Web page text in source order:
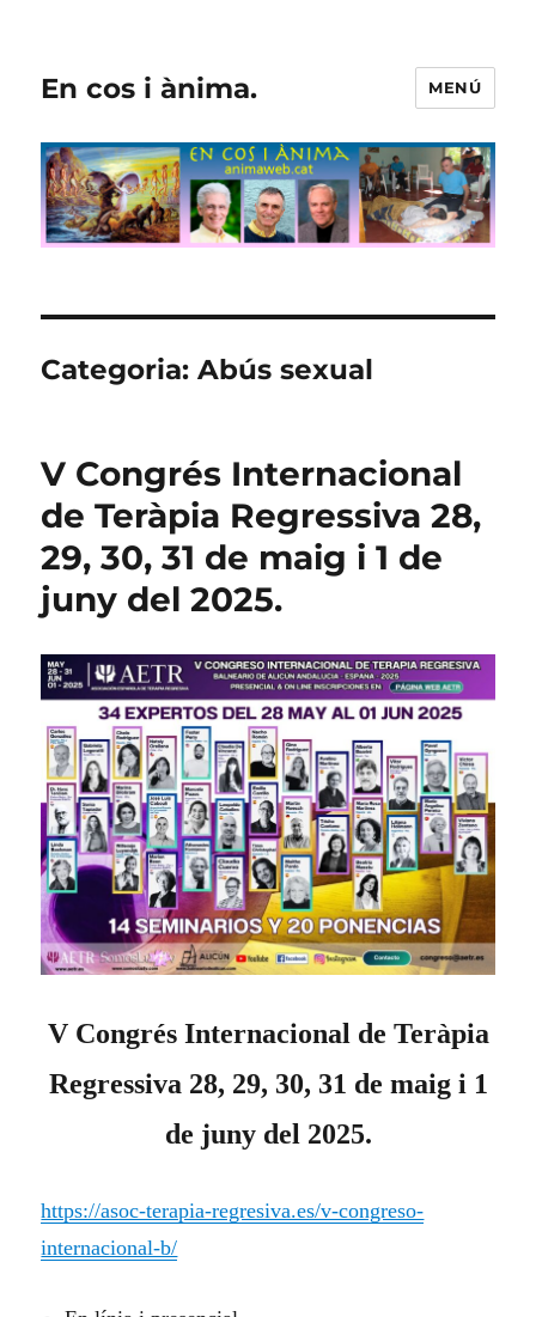
En cos i ànima. MENÚ
Categoria:Abús sexual
V Congrés Internacional
de Teràpia Regressiva 28,
29, 30, 31 de maig i 1 de
juny del 2025.
V Congrés Internacional de Teràpia
Regressiva 28, 29, 30, 31 de maig i 1
de juny del 2025.
https://asoc-terapia-regresiva.es/v-congreso-
internacional-b/